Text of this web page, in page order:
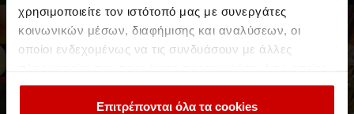
χρησιμοποιείτε τον ιστότοπό μας με συνεργάτες
κοινωνικών μέσων, διαφήμισης και αναλύσεων, οι
οποίοι ενδεχομένως να τις συνδυάσουν με άλλες
έχουν συλλέξει σε σχέση με την από μέρους σας χρήση
των υπηρεσιών τους.Επιτρέπονται όλα τα cookies
Νέα & Blog Blog